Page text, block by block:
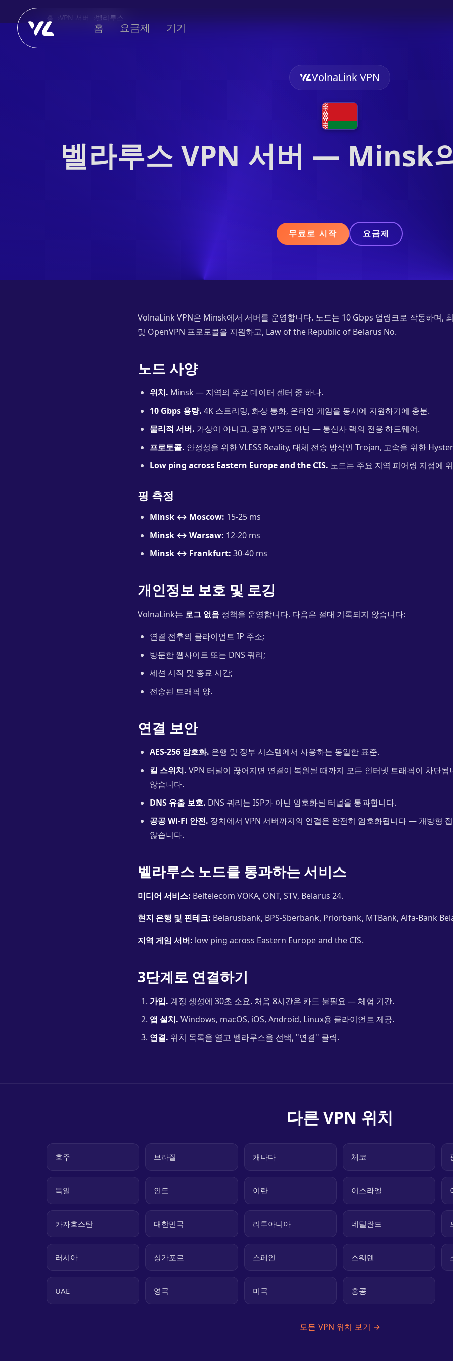
홈 요금제 기기
홈 VPN 서버 벨라루스
VolnaLink VPN
벨라루스 VPN 서버 — Minsk
무료로 시작 요금제
VolnaLink VPN은 Minsk에서 서버를 운영합니다. 노드는 10 Gbps 업링크로 작동하며,
및 OpenVPN 프로토콜을 지원하고, Law of the Republic of Belarus No.
노드 사양
위치. Minsk — 지역의 주요 데이터 센터 중 하나.
10 Gbps 용량. 4K 스트리밍, 화상 통화, 온라인 게임을 동시에 지원하기에 충분.
물리적 서버. 가상이 아니고, 공유 VPS도 아닌 — 통신사 랙의 전용 하드웨어.
프로토콜. 안정성을 위한 VLESS Reality, 대체 전송 방식인 Trojan, 고속을 위한
Low ping across Eastern Europe and the CIS. 노드는 주요 지역 피어링 지점에
핑 측정
Minsk ↔ Moscow: 15-25 ms
Minsk ↔ Warsaw: 12-20 ms
Minsk ↔ Frankfurt: 30-40 ms
개인정보 보호 및 로깅
VolnaLink는 로그 없음 정책을 운영합니다. 다음은 절대 기록되지 않습니다:
연결 전후의 클라이언트 IP 주소;
방문한 웹사이트 또는 DNS 쿼리;
세션 시작 및 종료 시간;
전송된 트래픽 양.
연결 보안
AES-256 암호화. 은행 및 정부 시스템에서 사용하는 동일한 표준.
킬 스위치. VPN 터널이 끊어지면 연결이 복원될 때까지 모든 인터넷 트래픽이 차단
않습니다.
DNS 유출 보호. DNS 쿼리는 ISP가 아닌 암호화된 터널을 통과합니다.
공공 Wi-Fi 안전. 장치에서 VPN 서버까지의 연결은 완전히 암호화됩니다 — 개방형
않습니다.
벨라루스 노드를 통과하는 서비스
미디어 서비스: Beltelecom VOKA, ONT, STV, Belarus 24.
현지 은행 및 핀테크: Belarusbank, BPS-Sberbank, Priorbank, MTBank, Alfa-Bank
지역 게임 서버: low ping across Eastern Europe and the CIS.
3단계로 연결하기
가입. 계정 생성에 30초 소요. 처음 8시간은 카드 불필요 — 체험 기간.
앱 설치. Windows, macOS, iOS, Android, Linux용 클라이언트 제공.
연결. 위치 목록을 열고 벨라루스을 선택, "연결" 클릭.
다른 VPN 위치
호주 브라질 캐나다 체코
독일 인도 이란 이스라엘
카자흐스탄 대한민국 리투아니아 네덜란드
러시아 싱가포르 스페인 스웨덴
UAE 영국 미국 홍콩
모든 VPN 위치 보기 →